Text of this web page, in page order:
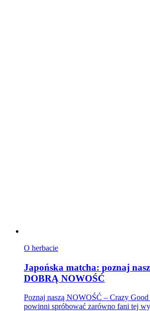
O herbacie
Japońska matcha: poznaj
DOBRĄ NOWOŚĆ
Poznaj naszą NOWOŚĆ – Crazy
powinni spróbować zarówno fani tej